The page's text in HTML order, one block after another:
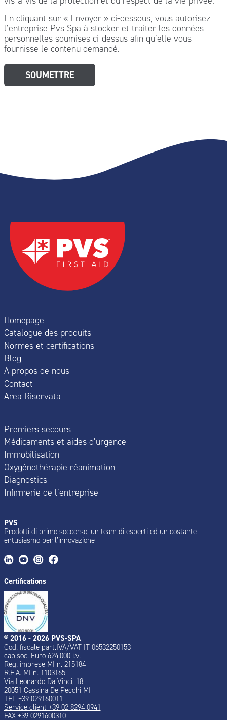
En cliquant sur « Envoyer » ci-dessous, vous autorisez
l’entreprise Pvs Spa à stocker et traiter les données
personnelles soumises ci-dessus afin qu’elle vous
fournisse le contenu demandé.
Homepage
Catalogue des produits
Normes et certifications
Blog
A propos de nous
Contact
Area Riservata
Premiers secours
Médicaments et aides d’urgence
Immobilisation
Oxygénothérapie réanimation
Diagnostics
Infirmerie de l’entreprise
PVS
Prodotti di primo soccorso, un team di esperti ed un costante
entusiasmo per l’innovazione
Certifications
® 2016 - 2026 PVS-SPA
Cod. fiscale part.IVA/VAT IT 06532250153
cap.soc. Euro 624.000 i.v.
Reg. imprese MI n. 215184
R.E.A. MI n. 1103165
Via Leonardo Da Vinci, 18
20051 Cassina De Pecchi MI
TEL +39 029160011
Service client +39 02 8294 0941
FAX +39 0291600310